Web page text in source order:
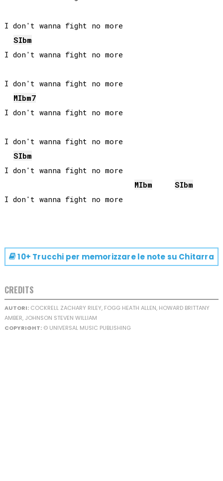
I don't wanna fight no more
SIbm
I don't wanna fight no more
I don't wanna fight no more
MIbm7
I don't wanna fight no more
I don't wanna fight no more
SIbm
I don't wanna fight no more
MIbm SIbm
I don't wanna fight no more
10+ Trucchi per memorizzare le note su Chitarra
CREDITS
AUTORI:COCKRELL ZACHARY RILEY, FOGG HEATH ALLEN, HOWARD BRITTANY
AMBER, JOHNSON STEVEN WILLIAM
COPYRIGHT:© UNIVERSAL MUSIC PUBLISHING